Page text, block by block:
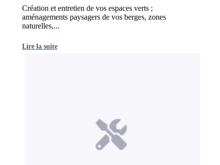
Création et entretien de vos espaces verts ;
aménagements paysagers de vos berges, zones
naturelles,...
Lire la suite